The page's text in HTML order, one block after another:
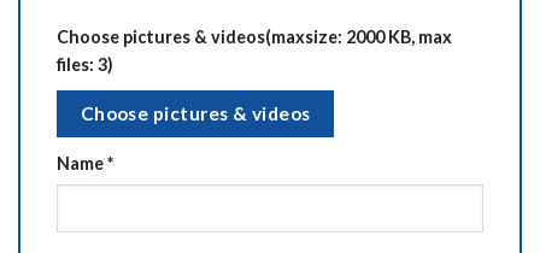
Choose pictures & videos(maxsize: 2000 KB, max
files: 3)
Choose pictures & videos
Name*